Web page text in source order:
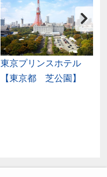
東京プリンスホテル
【東京都 芝公園】